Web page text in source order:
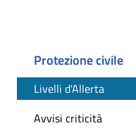
Protezione civile
Livelli d'Allerta
Avvisi criticità